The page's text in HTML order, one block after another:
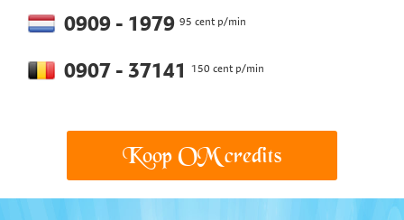
0909 - 1979 95 cent p/min
0907 - 37141 150 cent p/min
Koop OM credits